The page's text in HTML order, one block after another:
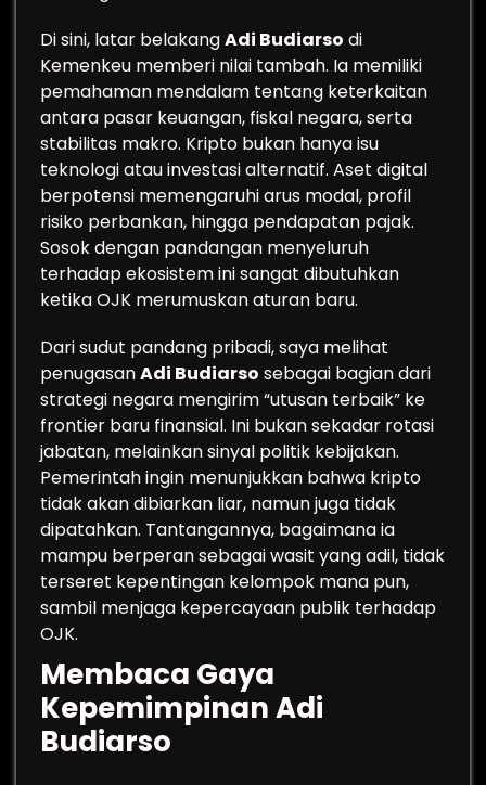
Di sini, latar belakangAdi Budiarso di
Kemenkeu memberi nilai tambah. Ia memiliki
pemahaman mendalam tentang keterkaitan
antara pasar keuangan, fiskal negara, serta
stabilitas makro. Kripto bukan hanya isu
teknologi atau investasi alternatif. Aset digital
berpotensi memengaruhi arus modal, profil
risiko perbankan, hingga pendapatan pajak.
Sosok dengan pandangan menyeluruh
terhadap ekosistem ini sangat dibutuhkan
ketika OJK merumuskan aturan baru.
Dari sudut pandang pribadi, saya melihat
penugasanAdi Budiarso sebagai bagian dari
strategi negara mengirim “utusan terbaik” ke
frontier baru finansial. Ini bukan sekadar rotasi
jabatan, melainkan sinyal politik kebijakan.
Pemerintah ingin menunjukkan bahwa kripto
tidak akan dibiarkan liar, namun juga tidak
dipatahkan. Tantangannya, bagaimana ia
mampu berperan sebagai wasit yang adil, tidak
terseret kepentingan kelompok mana pun,
sambil menjaga kepercayaan publik terhadap
OJK.
Membaca Gaya
Kepemimpinan Adi
Budiarso